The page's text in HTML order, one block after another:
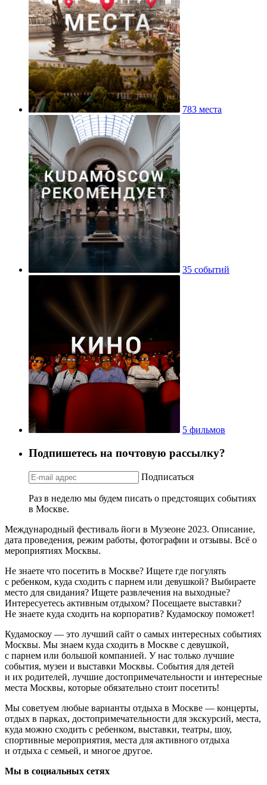
783 места
35 событий
5 фильмов
Подпишетесь на почтовую рассылку?
Подписаться
Раз в неделю мы будем писать о предстоящих событиях
в Москве.
Международный фестиваль йоги в Музеоне 2023. Описание,
дата проведения, режим работы, фотографии и отзывы. Всё о
мероприятиях Москвы.
Не знаете что посетить в Москве? Ищете где погулять
с ребенком, куда сходить с парнем или девушкой? Выбираете
место для свидания? Ищете развлечения на выходные?
Интересуетесь активным отдыхом? Посещаете выставки?
Не знаете куда сходить на корпоратив? Кудамоскоу поможет!
Кудамоскоу — это лучший сайт о самых интересных событиях
Москвы. Мы знаем куда сходить в Москве с девушкой,
с парнем или большой компанией. У нас только лучшие
события, музеи и выставки Москвы. События для детей
и их родителей, лучшие достопримечательности и интересные
места Москвы, которые обязательно стоит посетить!
Мы советуем любые варианты отдыха в Москве — концерты,
отдых в парках, достопримечательности для экскурсий, места,
куда можно сходить с ребенком, выставки, театры, шоу,
спортивные мероприятия, места для активного отдыха
и отдыха с семьей, и многое другое.
Мы в социальных сетях